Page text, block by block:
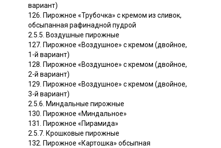
вариант)
126. Пирожное «Трубочка» с кремом из сливок,
обсыпанная рафинадной пудрой
2.5.5. Воздушные пирожные
127. Пирожное «Воздушное» с кремом (двойное,
1-й вариант)
128. Пирожное «Воздушное» с кремом (двойное,
2-й вариант)
129. Пирожное «Воздушное» с кремом (двойное,
3-й вариант)
2.5.6. Миндальные пирожные
130. Пирожное «Миндальное»
131. Пирожное «Пирамида»
2.5.7. Крошковые пирожные
132. Пирожное «Картошка» обсыпная